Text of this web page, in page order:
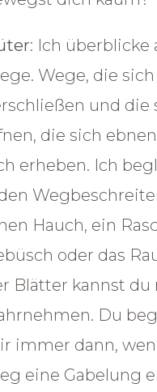
: Ich überblicke
Wege, die sich
und die
die sich
erheben. Ich
Hauch, ein
oder das
Blätter kannst du
Du
immer dann,
eine Gabelung